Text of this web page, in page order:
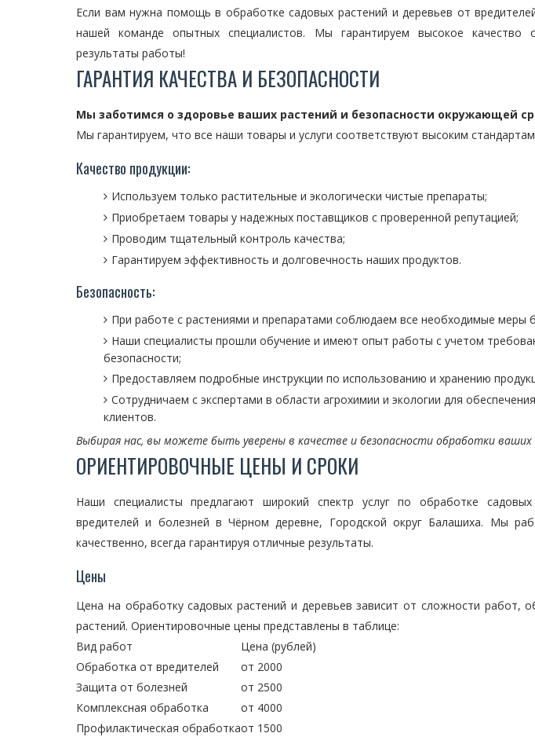
Если вам нужна помощь в обработке садовых растений и деревьев от
нашей команде опытных специалистов. Мы гарантируем высокое качество
результаты работы!
ГАРАНТИЯ КАЧЕСТВА И БЕЗОПАСНОСТИ
Мы заботимся о здоровье ваших растений и безопасности окружающей
Мы гарантируем, что все наши товары и услуги соответствуют высоким
Качество продукции:
Используем только растительные и экологически чистые препараты;
Приобретаем товары у надежных поставщиков с проверенной репутацией;
Проводим тщательный контроль качества;
Гарантируем эффективность и долговечность наших продуктов.
Безопасность:
При работе с растениями и препаратами соблюдаем все необходимые меры
Наши специалисты прошли обучение и имеют опыт работы с учетом
безопасности;
Предоставляем подробные инструкции по использованию и хранению
Сотрудничаем с экспертами в области агрохимии и экологии для
клиентов.
Выбирая нас, вы можете быть уверены в качестве и безопасности обработки ваших
ОРИЕНТИРОВОЧНЫЕ ЦЕНЫ И СРОКИ
Наши специалисты предлагают широкий спектр услуг по обработке
вредителей и болезней в Чёрном деревне, Городской округ Балашиха. Мы
качественно, всегда гарантируя отличные результаты.
Цены
Цена на обработку садовых растений и деревьев зависит от сложности работ,
растений. Ориентировочные цены представлены в таблице:
Вид работ
Цена (рублей)
Обработка от вредителей
от 2000
Защита от болезней
от 2500
Комплексная обработка
от 4000
Профилактическая обработкаот 1500